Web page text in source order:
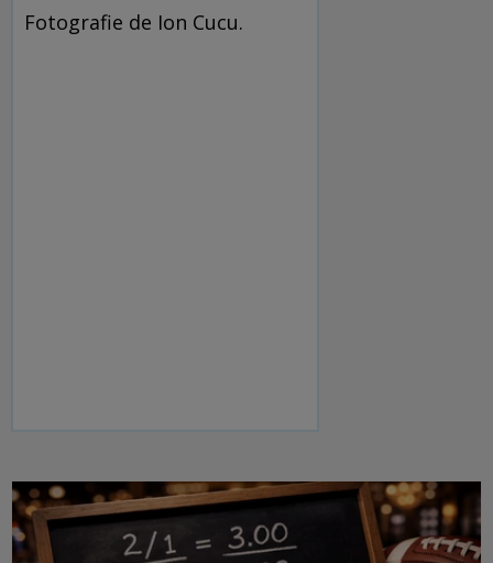
Fotografie de Ion Cucu.